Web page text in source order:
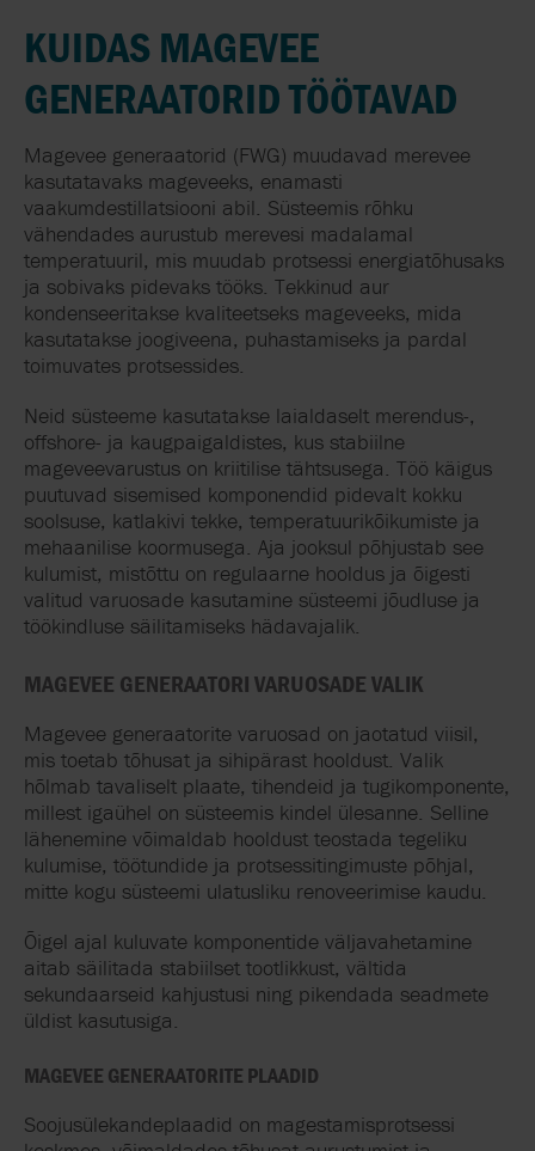
KUIDAS MAGEVEE
GENERAATORID TÖÖTAVAD
Magevee generaatorid (FWG) muudavad merevee
kasutatavaks mageveeks, enamasti
vaakumdestillatsiooni abil. Süsteemis rõhku
vähendades aurustub merevesi madalamal
temperatuuril, mis muudab protsessi energiatõhusaks
ja sobivaks pidevaks tööks. Tekkinud aur
kondenseeritakse kvaliteetseks mageveeks, mida
kasutatakse joogiveena, puhastamiseks ja pardal
toimuvates protsessides.
Neid süsteeme kasutatakse laialdaselt merendus-,
offshore- ja kaugpaigaldistes, kus stabiilne
mageveevarustus on kriitilise tähtsusega. Töö käigus
puutuvad sisemised komponendid pidevalt kokku
soolsuse, katlakivi tekke, temperatuurikõikumiste ja
mehaanilise koormusega. Aja jooksul põhjustab see
kulumist, mistõttu on regulaarne hooldus ja õigesti
valitud varuosade kasutamine süsteemi jõudluse ja
töökindluse säilitamiseks hädavajalik.
MAGEVEE GENERAATORI VARUOSADE VALIK
Magevee generaatorite varuosad on jaotatud viisil,
mis toetab tõhusat ja sihipärast hooldust. Valik
hõlmab tavaliselt plaate, tihendeid ja tugikomponente,
millest igaühel on süsteemis kindel ülesanne. Selline
lähenemine võimaldab hooldust teostada tegeliku
kulumise, töötundide ja protsessitingimuste põhjal,
mitte kogu süsteemi ulatusliku renoveerimise kaudu.
Õigel ajal kuluvate komponentide väljavahetamine
aitab säilitada stabiilset tootlikkust, vältida
sekundaarseid kahjustusi ning pikendada seadmete
üldist kasutusiga.
MAGEVEE GENERAATORITE PLAADID
Soojusülekandeplaadid on magestamisprotsessi